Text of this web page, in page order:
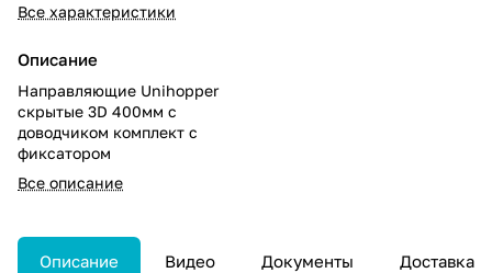
Все характеристики
Описание
Направляющие Unihopper
скрытые 3D 400мм с
доводчиком комплект с
фиксатором
Все описание
Описание Видео Документы Доставка